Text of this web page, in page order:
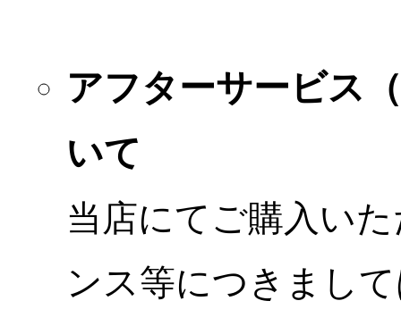
アフターサービス
いて
当店にてご購入い
ンス等につきまし